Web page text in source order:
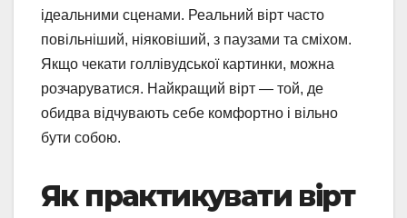
ідеальними сценами. Реальний вірт часто
повільніший, ніяковіший, з паузами та сміхом.
Якщо чекати голлівудської картинки, можна
розчаруватися. Найкращий вірт — той, де
обидва відчувають себе комфортно і вільно
бути собою.
Як практикувати вірт